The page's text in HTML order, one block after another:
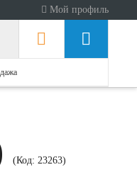
Мой профиль
(Код: 23263)